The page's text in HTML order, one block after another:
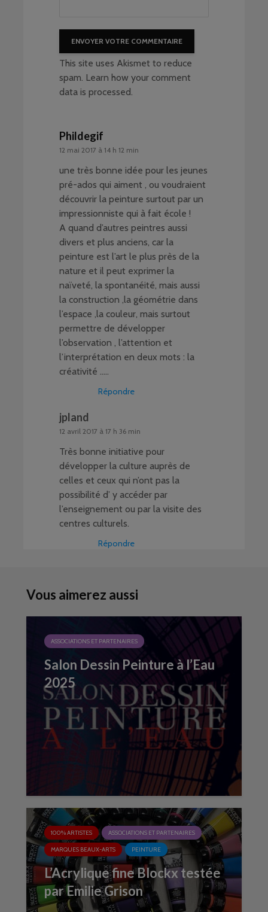
This site uses Akismet to reduce
spam. Learn how your comment
data is processed.
Phildegif
12 mai 2017 à 14 h 12 min
une très bonne idée pour les jeunes
pré-ados qui aiment , ou voudraient
découvrir la peinture surtout par un
impressionniste qui à fait école !
A quand d’autres peintres aussi
divers et plus anciens, car la
peinture est l’art le plus près de la
nature et il peut exprimer la
naïveté, la spontanéité, mais aussi
la construction ,la géométrie dans
l’espace ,la couleur, mais surtout
permettre de développer
l’observation , l’attention et
l’interprétation en deux mots : la
créativité …..
Répondre
jpland
12 avril 2017 à 17 h 36 min
Très bonne initiative pour
développer la culture auprès de
celles et ceux qui n’ont pas la
possibilité d’ y accéder par
l’enseignement ou par la visite des
centres culturels.
Répondre
Vous aimerez aussi
ASSOCIATIONS ET PARTENAIRES
Salon Dessin Peinture à l’Eau
2025
100% ARTISTES ASSOCIATIONS ET PARTENAIRES
MARQUES BEAUX-ARTS PEINTURE
L’Acrylique fine Blockx testée
par Emilie Grison